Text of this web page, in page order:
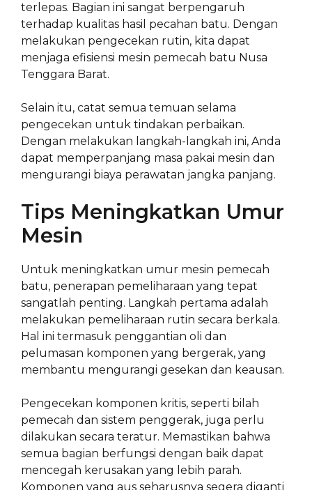
terlepas. Bagian ini sangat berpengaruh
terhadap kualitas hasil pecahan batu. Dengan
melakukan pengecekan rutin, kita dapat
menjaga efisiensi mesin pemecah batu Nusa
Tenggara Barat.
Selain itu, catat semua temuan selama
pengecekan untuk tindakan perbaikan.
Dengan melakukan langkah-langkah ini, Anda
dapat memperpanjang masa pakai mesin dan
mengurangi biaya perawatan jangka panjang.
Tips Meningkatkan Umur
Mesin
Untuk meningkatkan umur mesin pemecah
batu, penerapan pemeliharaan yang tepat
sangatlah penting. Langkah pertama adalah
melakukan pemeliharaan rutin secara berkala.
Hal ini termasuk penggantian oli dan
pelumasan komponen yang bergerak, yang
membantu mengurangi gesekan dan keausan.
Pengecekan komponen kritis, seperti bilah
pemecah dan sistem penggerak, juga perlu
dilakukan secara teratur. Memastikan bahwa
semua bagian berfungsi dengan baik dapat
mencegah kerusakan yang lebih parah.
Komponen yang aus seharusnya segera diganti